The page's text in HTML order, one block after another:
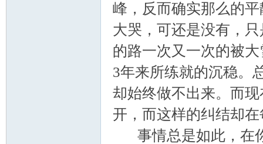
峰，反而确实那么的
大哭，可还是没有，
的路一次又一次的被
3年来所练就的沉稳。
却始终做不出来。而
开，而这样的纠结却
事情总是如此，在